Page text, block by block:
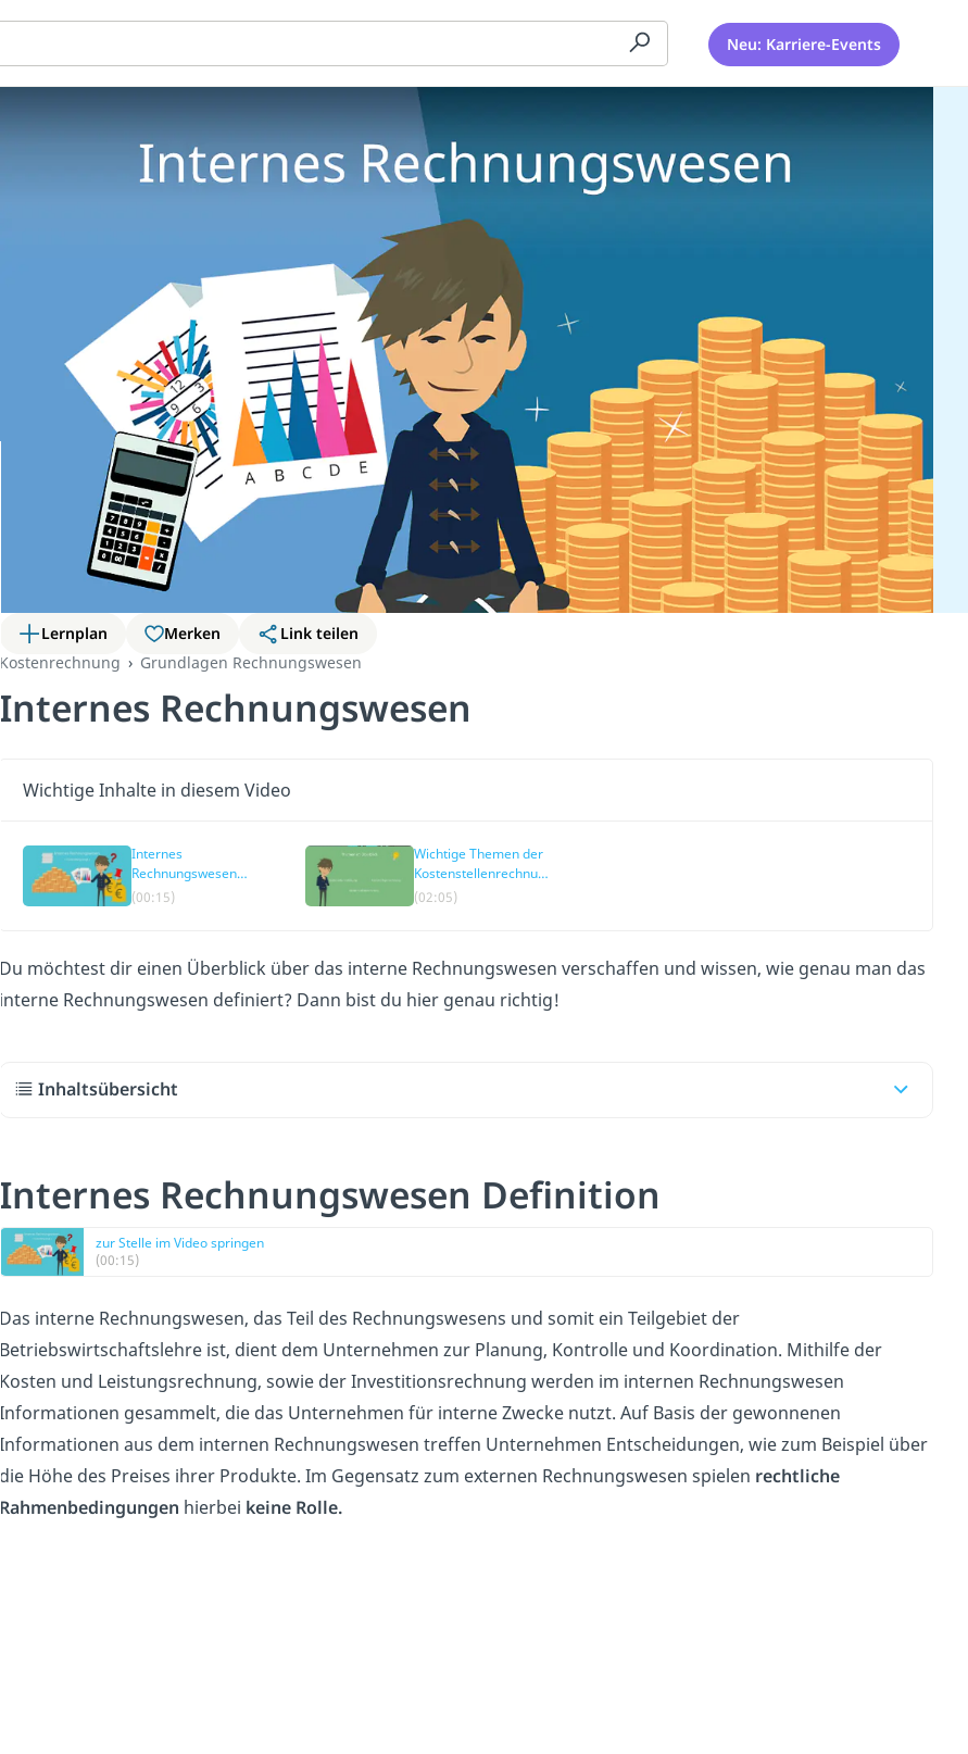
Neu: Karriere-Events
Lernplan Merken
Link teilen
Kostenrechnung
Grundlagen Rechnungswesen
Internes Rechnungswesen
Wichtige Inhalte in diesem Video
Internes
Rechnungswesen
Definition
(00:15)
Wichtige Themen der
Kostenstellenrechnung
im Überblick
(02:05)
Du möchtest dir einen Überblick über das interne Rechnungswesen verschaffen und wissen, wie genau man das
interne Rechnungswesen definiert? Dann bist du hier genau richtig!
Inhaltsübersicht
Internes Rechnungswesen Definition
zur Stelle im Video springen
(00:15)
Das interne Rechnungswesen, das Teil des Rechnungswesens und somit ein Teilgebiet der
Betriebswirtschaftslehre ist, dient dem Unternehmen zur Planung, Kontrolle und Koordination. Mithilfe der
Kosten und Leistungsrechnung, sowie der Investitionsrechnung werden im internen Rechnungswesen
Informationen gesammelt, die das Unternehmen für interne Zwecke nutzt. Auf Basis der gewonnenen
Informationen aus dem internen Rechnungswesen treffen Unternehmen Entscheidungen, wie zum Beispiel über
die Höhe des Preises ihrer Produkte. Im Gegensatz zum externen Rechnungswesen spielen rechtliche
Rahmenbedingungen hierbei keine Rolle.